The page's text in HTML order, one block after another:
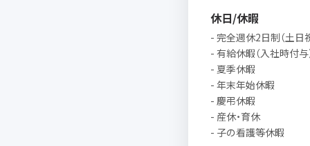
休日/休暇
- 完全週休2日制（土日
- 有給休暇（入社時付与
- 夏季休暇
- 年末年始休暇
- 慶弔休暇
- 産休・育休
- 子の看護等休暇